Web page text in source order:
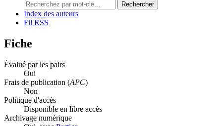
Rechercher
Index des auteurs
Fil RSS
Fiche
Évalué par les pairs
Oui
Frais de publication (APC)
Non
Politique d'accès
Disponible en libre accès
Archivage numérique